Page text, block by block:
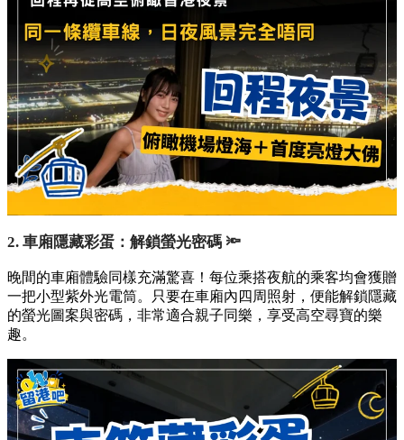
2. 車廂隱藏彩蛋：解鎖螢光密碼 🔦
晚間的車廂體驗同樣充滿驚喜！每位乘搭夜航的乘客均會獲贈
一把小型紫外光電筒。只要在車廂內四周照射，便能解鎖隱藏
的螢光圖案與密碼，非常適合親子同樂，享受高空尋寶的樂
趣。